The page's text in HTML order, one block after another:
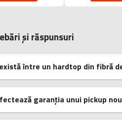
și răspunsuri
între un hardtop din fibră
garanția unui pickup